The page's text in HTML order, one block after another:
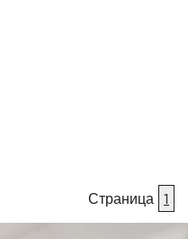
Страница 1